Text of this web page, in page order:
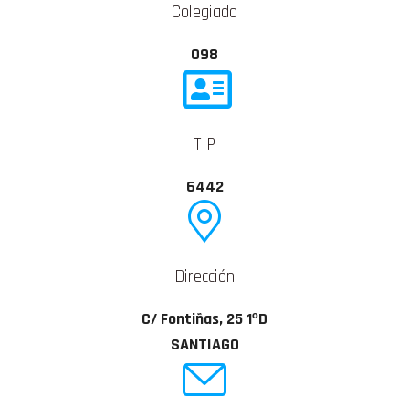
Colegiado
098
TIP
6442
Dirección
C/ Fontiñas, 25 1ºD
SANTIAGO